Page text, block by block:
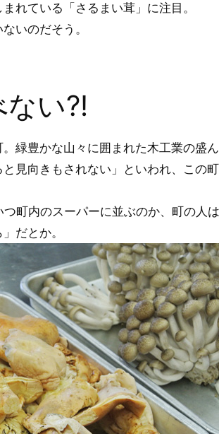
れている「さるまい茸」に注目。
いのだそう。
い?!
緑豊かな山々に囲まれた木工業の盛ん
見向きもされない」といわれ、こ
町内のスーパーに並ぶのか、町の人
だとか。